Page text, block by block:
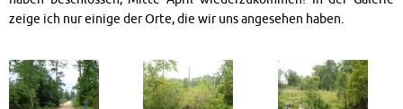
zeige ich nur einige der Orte, die wir uns angesehen haben.